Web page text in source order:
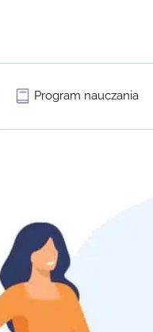
Program nauczania